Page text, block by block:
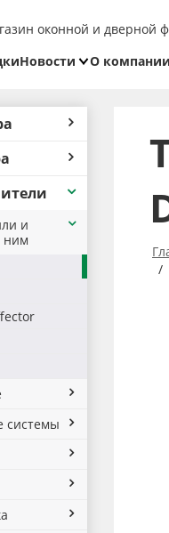
оконной и дверной
Новости
О компании
Возврат
и
ним
системы